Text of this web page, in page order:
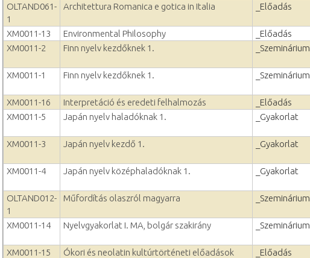
OLTAND061-
1
Architettura Romanica e gotica in Italia _Előadás
XM0011-13 Environmental Philosophy _Előadás
XM0011-2
Finn nyelv kezdőknek 1. _Szeminárium
XM0011-1
Finn nyelv kezdőknek 1. _Szeminárium
XM0011-16
Interpretáció és eredeti felhalmozás _Előadás
XM0011-5
Japán nyelv haladóknak 1. _Gyakorlat
XM0011-3
Japán nyelv kezdő 1. _Gyakorlat
XM0011-4
Japán nyelv középhaladóknak 1. _Gyakorlat
OLTAND012-
1
Műfordítás olaszról magyarra _Szeminárium
XM0011-14
Nyelvgyakorlat I. MA, bolgár szakirány _Szeminárium
XM0011-15
Ókori és neolatin kultúrtörténeti előadások _Előadás